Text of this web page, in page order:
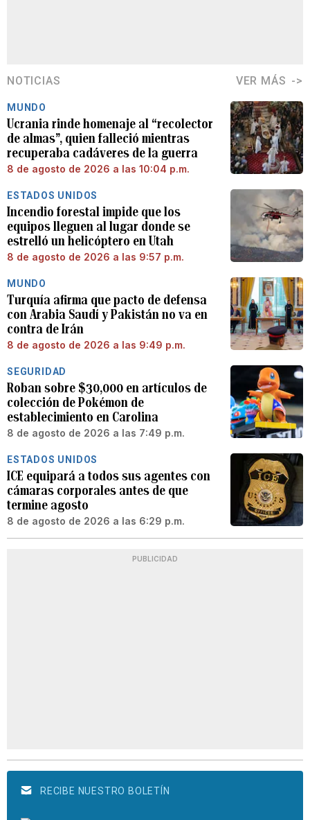
NOTICIAS VER MÁS
MUNDO
Ucrania rinde homenaje al “recolector
de almas”, quien falleció mientras
recuperaba cadáveres de la guerra
8 de agosto de 2026 a las 10:04 p.m.
ESTADOS UNIDOS
Incendio forestal impide que los
equipos lleguen al lugar donde se
estrelló un helicóptero en Utah
8 de agosto de 2026 a las 9:57 p.m.
MUNDO
Turquía afirma que pacto de defensa
con Arabia Saudí y Pakistán no va en
contra de Irán
8 de agosto de 2026 a las 9:49 p.m.
SEGURIDAD
Roban sobre $30,000 en artículos de
colección de Pokémon de
establecimiento en Carolina
8 de agosto de 2026 a las 7:49 p.m.
ESTADOS UNIDOS
ICE equipará a todos sus agentes con
cámaras corporales antes de que
termine agosto
8 de agosto de 2026 a las 6:29 p.m.
PUBLICIDAD
RECIBE NUESTRO BOLETÍN